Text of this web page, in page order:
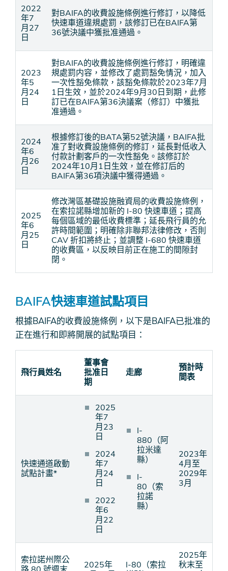
2022
年7
月27
日
對BAIFA的收費設施條例進行修訂，以降低
快速車道違規處罰，該修訂已在BAIFA第
36號決議中獲批准通過。
2023
年5
月24
日
對BAIFA的收費設施條例進行修訂，明確違
規處罰内容，並修改了處罰豁免情況，加入
一次性豁免條款，該豁免條款於2023年7月
1日生效，並於2024年9月30日到期，此修
訂已在BAIFA第36決議案（修訂）中獲批
准通過。
2024
年6
月26
日
根據修訂後的BATA第52號決議，BAIFA批
准了對收費設施條例的修訂，延長對低收入
付款計劃客戶的一次性豁免。該修訂於
2024年10月1日生效，並在修訂后的
BAIFA第36項決議中獲得通過。
2025
年6
月25
日
修改灣區基礎設施融資局的收費設施條例，
在索拉諾縣增加新的 I-80 快速車道；提高
每個區域的最低收費標準；延長飛行員的允
許時間範圍；明確除非聯邦法律修改，否則
CAV 折扣將終止；並調整 I-680 快速車道
的收費區，以反映目前正在施工的間隙封
閉。
BAIFA快速車道試點項目
根據BAIFA的收費設施條例，以下是BAIFA已批准的
正在進行和即將開展的試點項目：
飛行員姓名
董事會
批准日
期
走廊
預計時
間表
快速通道啟動
試點計畫*
2025
年7
月23
日
2024
年7
月24
日
2022
年6
月22
日
I-
880（阿
拉米達
縣）
I-
80（索
拉諾
縣）
2023年
4月至
2029年
3月
索拉諾州際公
2025年
I-80（索拉
2025年
秋末至